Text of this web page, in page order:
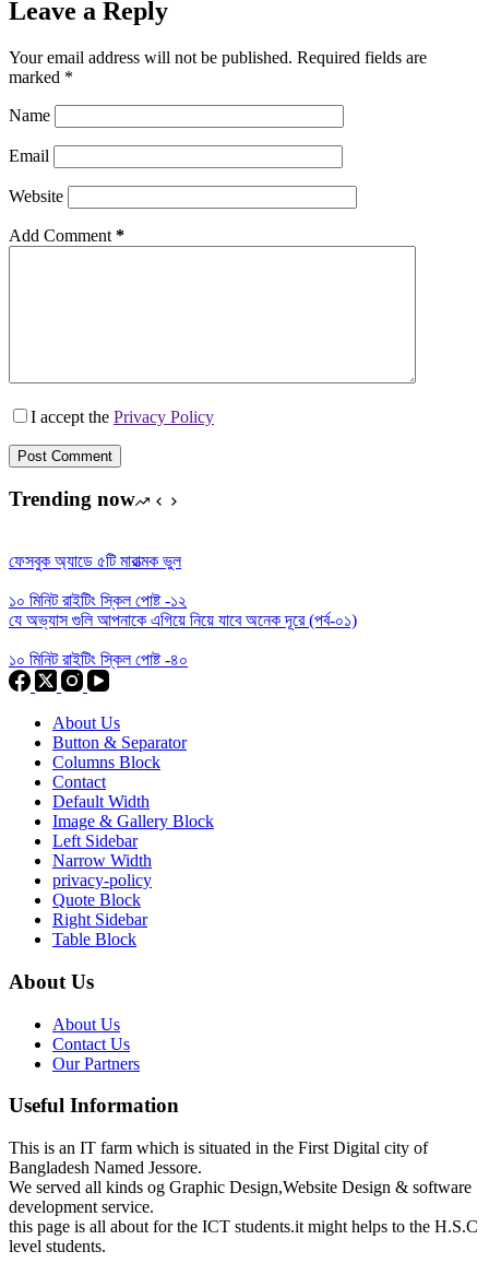
Leave a Reply
Your email address will not be published. Required fields are
marked *
Name
Email
Website
Add Comment *
I accept the Privacy Policy
Post Comment
Trending now
ফেসবুক অ্যাডে ৫টি মারাত্মক ভুল
১০ মিনিট রাইটিং স্কিল পোষ্ট -১২
যে অভ্যাস গুলি আপনাকে এগিয়ে নিয়ে যাবে অনেক দূরে (পর্ব-০১)
১০ মিনিট রাইটিং স্কিল পোষ্ট -৪০
About Us
Button & Separator
Columns Block
Contact
Default Width
Image & Gallery Block
Left Sidebar
Narrow Width
privacy-policy
Quote Block
Right Sidebar
Table Block
About Us
About Us
Contact Us
Our Partners
Useful Information
This is an IT farm which is situated in the First Digital city of
Bangladesh Named Jessore.
We served all kinds og Graphic Design,Website Design & software
development service.
this page is all about for the ICT students.it might helps to the H.S.C
level students.